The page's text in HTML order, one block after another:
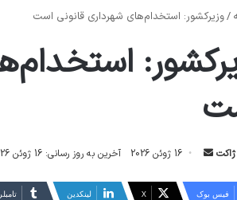
/وزیرکشور: استخدام‌های شهرداری قانونی است
ژاکت
ارسال 16 ژوئن 2026 آخرین به روز رسانی: 16 ژوئن 2026
فیس بوک X لینکدین ‫تامبلر